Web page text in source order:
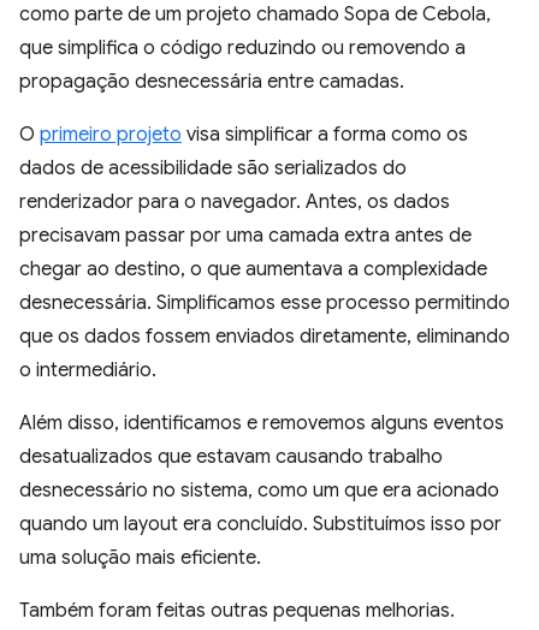
como parte de um projeto chamado Sopa de Cebola,
que simplifica o código reduzindo ou removendo a
propagação desnecessária entre camadas.
O primeiro projeto visa simplificar a forma como os
dados de acessibilidade são serializados do
renderizador para o navegador. Antes, os dados
precisavam passar por uma camada extra antes de
chegar ao destino, o que aumentava a complexidade
desnecessária. Simplificamos esse processo permitindo
que os dados fossem enviados diretamente, eliminando
o intermediário.
Além disso, identificamos e removemos alguns eventos
desatualizados que estavam causando trabalho
desnecessário no sistema, como um que era acionado
quando um layout era concluído. Substituímos isso por
uma solução mais eficiente.
Também foram feitas outras pequenas melhorias.